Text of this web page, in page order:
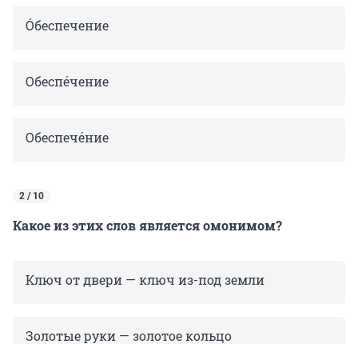
Óбеспечение
Oбеспéчение
Обеспечéние
2 / 10
Какое из этих слов является омонимом?
Ключ от двери — ключ из-под земли
Золотые руки — золотое кольцо